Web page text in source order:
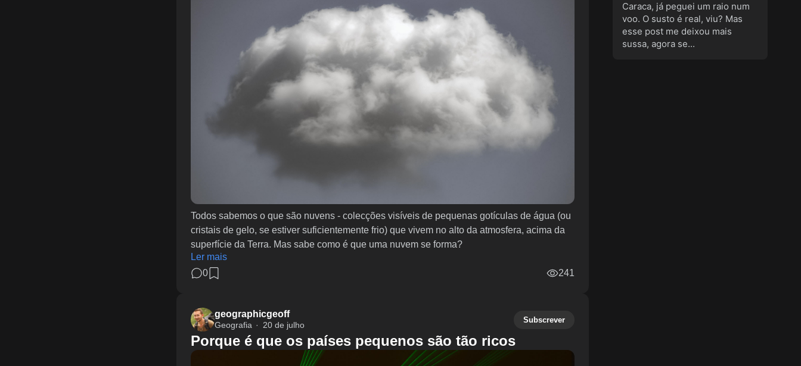
Todos sabemos o que são nuvens - colecções visíveis de pequenas gotículas de água (ou
cristais de gelo, se estiver suficientemente frio) que vivem no alto da atmosfera, acima da
superfície da Terra. Mas sabe como é que uma nuvem se forma?
Ler mais
0
241
geographicgeoff
Geografia 20 de julho
Subscrever
Porque é que os países pequenos são tão ricos
Caraca, já peguei um raio num
voo. O susto é real, viu? Mas
esse post me deixou mais
sussa, agora se...